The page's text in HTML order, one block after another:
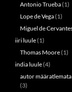
Antonio Trueba(1)
Lope de Vega(1)
Miguel de
iiri luule(1)
Thomas Moore(1)
india luule(4)
autor
(3)